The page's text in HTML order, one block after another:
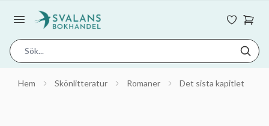
Hem Skönlitteratur Romaner Det sista kapitlet